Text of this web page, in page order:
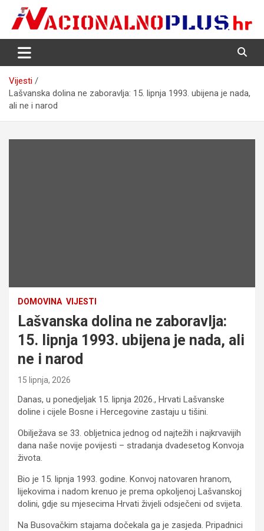
content
NacionalnoPlus.hr
Nacija želi znati više
Vijesti
Lašvanska dolina ne zaboravlja: 15. lipnja 1993. ubijena je nada,
ali ne i narod
DOMOVINA VIJESTI
Lašvanska dolina ne zaboravlja:
15. lipnja 1993. ubijena je nada, ali
ne i narod
15 lipnja, 2026
Danas, u ponedjeljak 15. lipnja 2026., Hrvati Lašvanske
doline i cijele Bosne i Hercegovine zastaju u tišini.
Obilježava se 33. obljetnica jednog od najtežih i najkrvavijih
dana naše novije povijesti – stradanja dvadesetog Konvoja
života.
Bio je 15. lipnja 1993. godine. Konvoj natovaren hranom,
lijekovima i nadom krenuo je prema opkoljenoj Lašvanskoj
dolini, gdje su mjesecima Hrvati živjeli odsječeni od svijeta.
Na Busovačkim stajama dočekala ga je zasjeda. Pripadnici